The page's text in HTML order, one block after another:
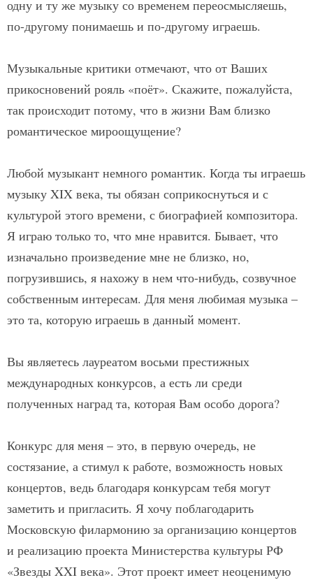
одну и ту же музыку со временем переосмысляешь,
по-другому понимаешь и по-другому играешь.
Музыкальные критики отмечают, что от Ваших
прикосновений рояль «поёт». Скажите, пожалуйста,
так происходит потому, что в жизни Вам близко
романтическое мироощущение?
Любой музыкант немного романтик. Когда ты играешь
музыку XIX века, ты обязан соприкоснуться и с
культурой этого времени, с биографией композитора.
Я играю только то, что мне нравится. Бывает, что
изначально произведение мне не близко, но,
погрузившись, я нахожу в нем что-нибудь, созвучное
собственным интересам. Для меня любимая музыка –
это та, которую играешь в данный момент.
Вы являетесь лауреатом восьми престижных
международных конкурсов, а есть ли среди
полученных наград та, которая Вам особо дорога?
Конкурс для меня – это, в первую очередь, не
состязание, а стимул к работе, возможность новых
концертов, ведь благодаря конкурсам тебя могут
заметить и пригласить. Я хочу поблагодарить
Московскую филармонию за организацию концертов
и реализацию проекта Министерства культуры РФ
«Звезды XXI века». Этот проект имеет неоценимую